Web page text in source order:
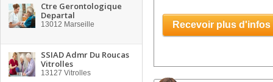
Ctre Gerontologique
Departal
13012 Marseille
SSIAD Admr Du Roucas
Vitrolles
13127 Vitrolles
Recevoir plus d'infos